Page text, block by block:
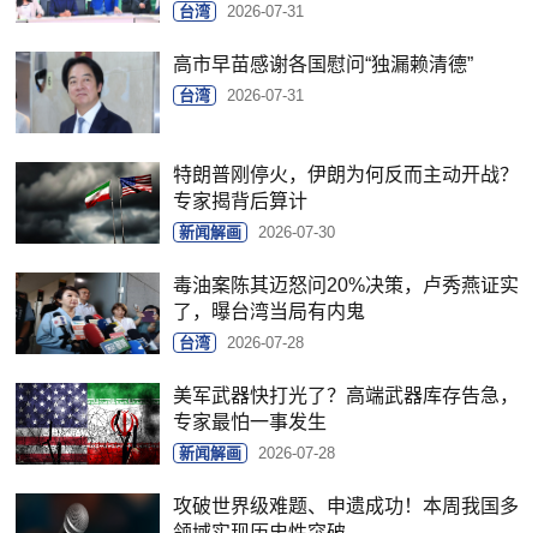
台湾 2026-07-31
高市早苗感谢各国慰问“独漏赖清德”
台湾 2026-07-31
特朗普刚停火，伊朗为何反而主动开战？
专家揭背后算计
新闻解画 2026-07-30
毒油案陈其迈怒问20%决策，卢秀燕证实
了，曝台湾当局有内鬼
台湾 2026-07-28
美军武器快打光了？高端武器库存告急，
专家最怕一事发生
新闻解画 2026-07-28
攻破世界级难题、申遗成功！本周我国多